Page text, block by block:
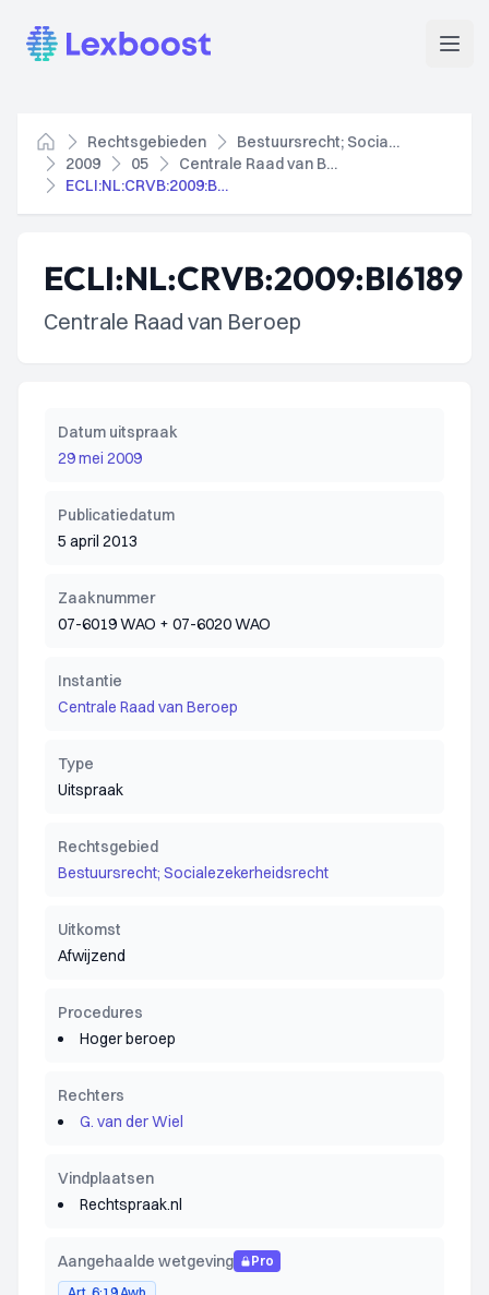
Lexboost
Home
Rechtsgebieden
Bestuursrecht; Socialezekerheidsrecht
2009
05
Centrale Raad van Beroep
ECLI:NL:CRVB:2009:BI6189
ECLI:NL:CRVB:2009:BI6189
Centrale Raad van Beroep
Datum uitspraak
29 mei 2009
Publicatiedatum
5 april 2013
Zaaknummer
07-6019 WAO + 07-6020 WAO
Instantie
Centrale Raad van Beroep
Type
Uitspraak
Rechtsgebied
Bestuursrecht; Socialezekerheidsrecht
Uitkomst
Afwijzend
Procedures
Hoger beroep
Rechters
G. van der Wiel
Vindplaatsen
Rechtspraak.nl
Aangehaalde wetgeving
Pro